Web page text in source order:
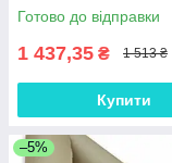
Готово до відправки
1 437,35 ₴ 1 513 ₴
Купити
–5%